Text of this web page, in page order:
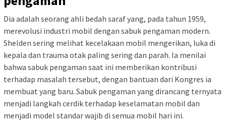
Dia adalah seorang ahli bedah saraf yang, pada tahun 1959,
merevolusi industri mobil dengan sabuk pengaman modern.
Shelden sering melihat kecelakaan mobil mengerikan, luka di
kepala dan trauma otak paling sering dan parah. Ia menilai
bahwa sabuk pengaman saat ini memberikan kontribusi
terhadap masalah tersebut, dengan bantuan dari Kongres ia
membuat yang baru. Sabuk pengaman yang dirancang ternyata
menjadi langkah cerdik terhadap keselamatan mobil dan
menjadi model standar wajib di semua mobil hari ini.